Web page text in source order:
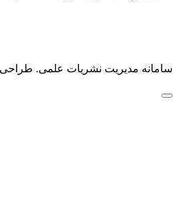
سامانه مدیریت نشریات علمی. طراحی